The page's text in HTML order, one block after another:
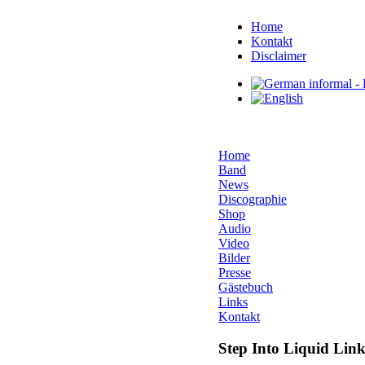
Home
Kontakt
Disclaimer
Home
Band
News
Discographie
Shop
Audio
Video
Bilder
Presse
Gästebuch
Links
Kontakt
Step Into Liquid